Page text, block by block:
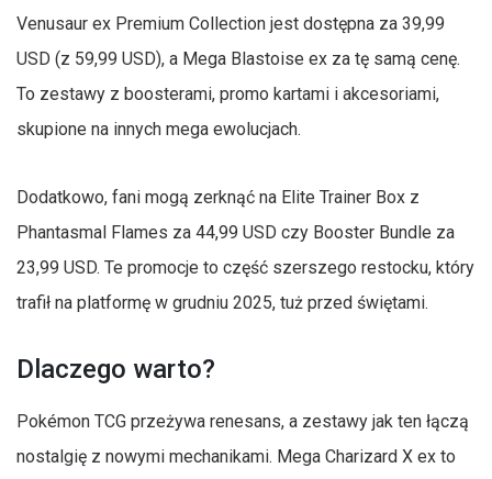
Venusaur ex Premium Collection jest dostępna za 39,99
USD (z 59,99 USD), a Mega Blastoise ex za tę samą cenę.
To zestawy z boosterami, promo kartami i akcesoriami,
skupione na innych mega ewolucjach.
Dodatkowo, fani mogą zerknąć na Elite Trainer Box z
Phantasmal Flames za 44,99 USD czy Booster Bundle za
23,99 USD. Te promocje to część szerszego restocku, który
trafił na platformę w grudniu 2025, tuż przed świętami.
Dlaczego warto?
Pokémon TCG przeżywa renesans, a zestawy jak ten łączą
nostalgię z nowymi mechanikami. Mega Charizard X ex to